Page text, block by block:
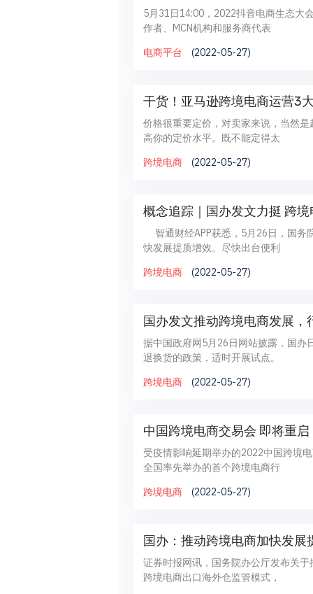
5月31日14:00，2022抖音电商生态大
作者、MCN机构和服务商代表
电商平台
(2022-05-27)
干货！亚马逊跨境电商运营3
价格很重要定价，对卖家来说，当然
高你的定价水平。既不能定得太
跨境电商
(2022-05-27)
概念追踪｜国办发文力挺 跨
智通财经APP获悉，5月26日，国务
快发展提质增效。尽快出台便利
跨境电商
(2022-05-27)
国办发文推动跨境电商发展，
据中国政府网5月26日网站披露，国办
退换货的政策，适时开展试点。
跨境电商
(2022-05-27)
中国跨境电商交易会 即将重启
受疫情影响延期举办的2022中国跨境
全国率先举办的首个跨境电商行
跨境电商
(2022-05-27)
国办：推动跨境电商加快发展
证券时报网讯，国务院办公厅发布关
跨境电商出口海外仓监管模式，